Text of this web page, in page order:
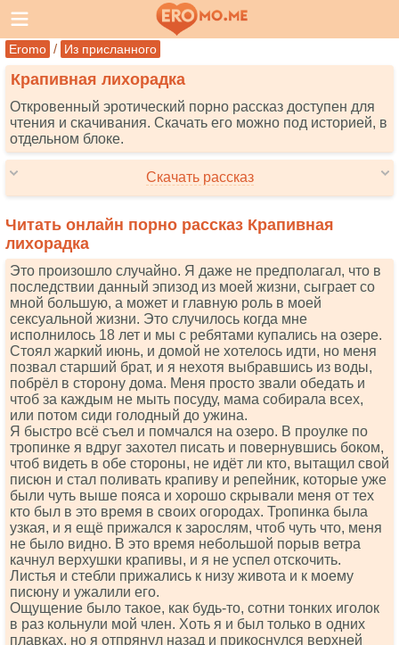
Eromo / Из присланного
Крапивная лихорадка
Откровенный эротический порно рассказ доступен для
чтения и скачивания. Скачать его можно под историей, в
отдельном блоке.
Скачать рассказ
Читать онлайн порно рассказ Крапивная
лихорадка
Это произошло случайно. Я даже не предполагал, что в
последствии данный эпизод из моей жизни, сыграет со
мной большую, а может и главную роль в моей
сексуальной жизни. Это случилось когда мне
исполнилось 18 лет и мы с ребятами купались на озере.
Стоял жаркий июнь, и домой не хотелось идти, но меня
позвал старший брат, и я нехотя выбравшись из воды,
побрёл в сторону дома. Меня просто звали обедать и
чтоб за каждым не мыть посуду, мама собирала всех,
или потом сиди голодный до ужина.
Я быстро всё съел и помчался на озеро. В проулке по
тропинке я вдруг захотел писать и повернувшись боком,
чтоб видеть в обе стороны, не идёт ли кто, вытащил свой
писюн и стал поливать крапиву и репейник, которые уже
были чуть выше пояса и хорошо скрывали меня от тех
кто был в это время в своих огородах. Тропинка была
узкая, и я ещё прижался к зарослям, чтоб чуть что, меня
не было видно. В это время небольшой порыв ветра
качнул верхушки крапивы, и я не успел отскочить.
Листья и стебли прижались к низу живота и к моему
писюну и ужалили его.
Ощущение было такое, как будь-то, сотни тонких иголок
в раз кольнули мой член. Хоть я и был только в одних
плавках, но я отпрянул назад и прикоснулся верхней